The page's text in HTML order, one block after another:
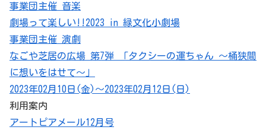
事業団主催 音楽
劇場って楽しい!!2023 in 緑文化小劇場
事業団主催 演劇
なごや芝居の広場 第7弾 「タクシーの運ちゃん ～桶狭間
に想いをはせて～」
2023年02月10日(金)～2023年02月12日(日)
利用案内
アートピアメール12月号